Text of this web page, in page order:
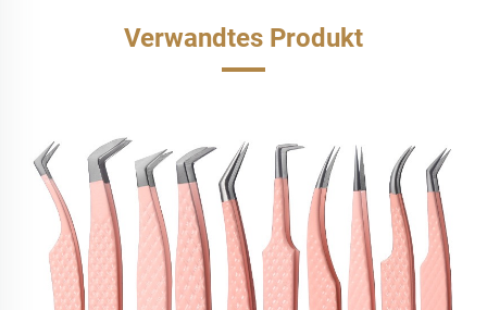
Verwandtes Produkt